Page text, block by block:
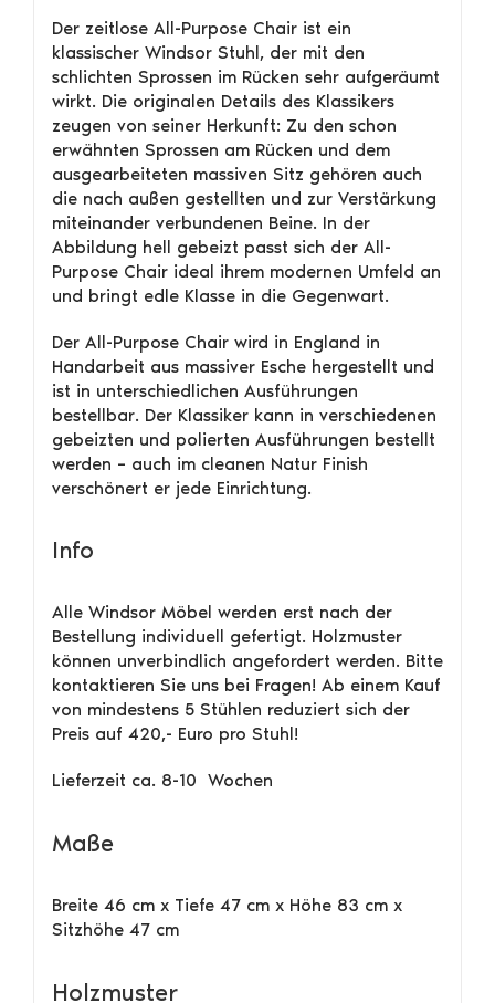
Der zeitlose All-Purpose Chair ist ein
klassischer Windsor Stuhl, der mit den
schlichten Sprossen im Rücken sehr aufgeräumt
wirkt. Die originalen Details des Klassikers
zeugen von seiner Herkunft: Zu den schon
erwähnten Sprossen am Rücken und dem
ausgearbeiteten massiven Sitz gehören auch
die nach außen gestellten und zur Verstärkung
miteinander verbundenen Beine. In der
Abbildung hell gebeizt passt sich der All-
Purpose Chair ideal ihrem modernen Umfeld an
und bringt edle Klasse in die Gegenwart.
Der All-Purpose Chair wird in England in
Handarbeit aus massiver Esche hergestellt und
ist in unterschiedlichen Ausführungen
bestellbar. Der Klassiker kann in verschiedenen
gebeizten und polierten Ausführungen bestellt
werden – auch im cleanen Natur Finish
verschönert er jede Einrichtung.
Info
Alle Windsor Möbel werden erst nach der
Bestellung individuell gefertigt. Holzmuster
können unverbindlich angefordert werden. Bitte
kontaktieren Sie uns bei Fragen! Ab einem Kauf
von mindestens 5 Stühlen reduziert sich der
Preis auf 420,- Euro pro Stuhl!
Lieferzeit ca. 8-10 Wochen
Maße
Breite 46 cm x Tiefe 47 cm x Höhe 83 cm x
Sitzhöhe 47 cm
Holzmuster